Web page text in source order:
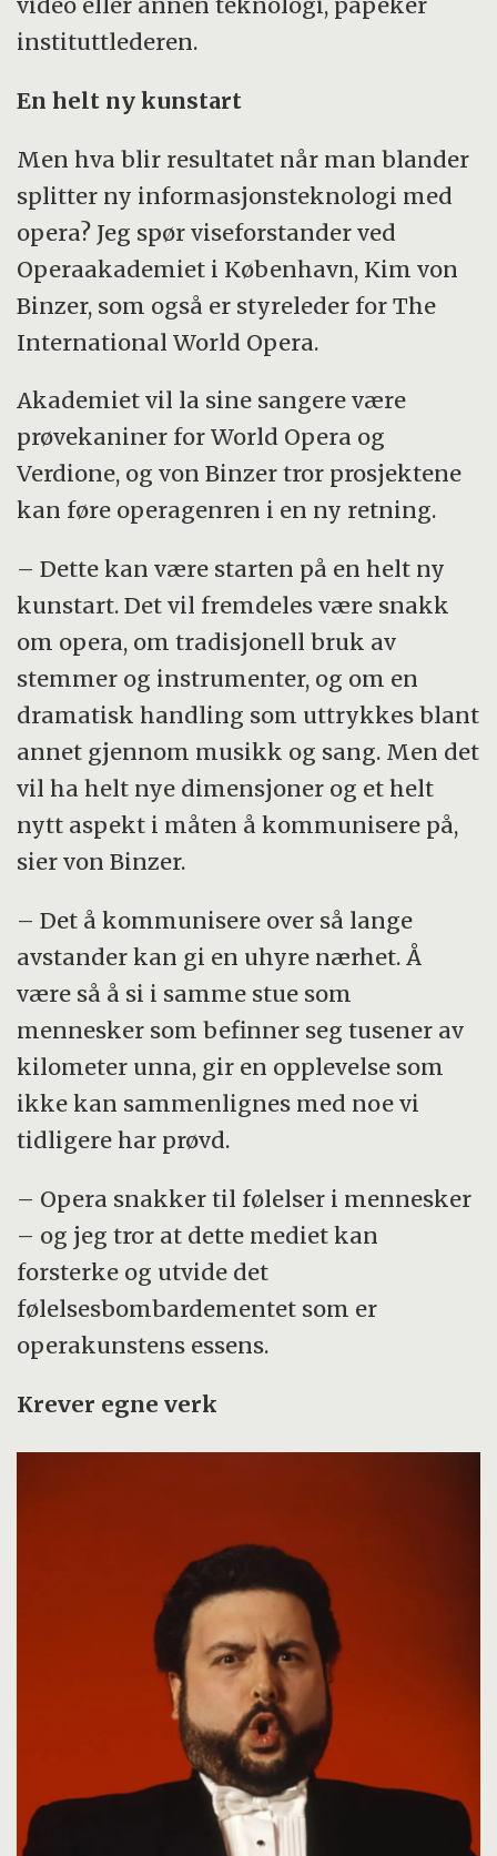
instituttlederen.
En helt ny kunstart
Men hva blir resultatet når man blander
splitter ny informasjonsteknologi med
opera? Jeg spør viseforstander ved
Operaakademiet i København, Kim von
Binzer, som også er styreleder for The
International World Opera.
Akademiet vil la sine sangere være
prøvekaniner for World Opera og
Verdione, og von Binzer tror prosjektene
kan føre operagenren i en ny retning.
– Dette kan være starten på en helt ny
kunstart. Det vil fremdeles være snakk
om opera, om tradisjonell bruk av
stemmer og instrumenter, og om en
dramatisk handling som uttrykkes blant
annet gjennom musikk og sang. Men det
vil ha helt nye dimensjoner og et helt
nytt aspekt i måten å kommunisere på,
sier von Binzer.
– Det å kommunisere over så lange
avstander kan gi en uhyre nærhet. Å
være så å si i samme stue som
mennesker som befinner seg tusener av
kilometer unna, gir en opplevelse som
ikke kan sammenlignes med noe vi
tidligere har prøvd.
– Opera snakker til følelser i mennesker
– og jeg tror at dette mediet kan
forsterke og utvide det
følelsesbombardementet som er
operakunstens essens.
Krever egne verk